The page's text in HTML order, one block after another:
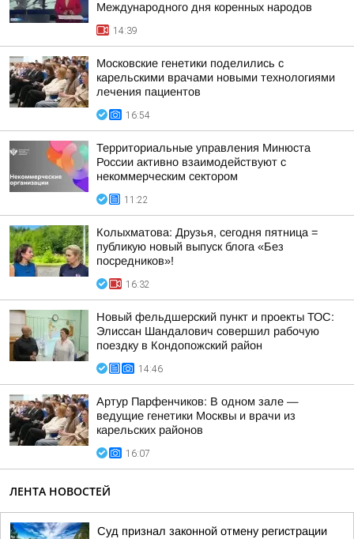
Международного дня коренных народов
14:39
Московские генетики поделились с
карельскими врачами новыми технологиями
лечения пациентов
16:54
Территориальные управления Минюста
России активно взаимодействуют с
некоммерческим сектором
11:22
Колыхматова: Друзья, сегодня пятница =
публикую новый выпуск блога «Без
посредников»!
16:32
Новый фельдшерский пункт и проекты ТОС:
Элиссан Шандалович совершил рабочую
поездку в Кондопожский район
14:46
Артур Парфенчиков: В одном зале —
ведущие генетики Москвы и врачи из
карельских районов
16:07
ЛЕНТА НОВОСТЕЙ
Суд признал законной отмену регистрации